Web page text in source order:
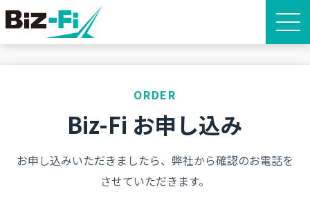
ORDER
Biz-Fi お申し込み
お申し込みいただきましたら、弊社から確認のお電話を
させていただきます。